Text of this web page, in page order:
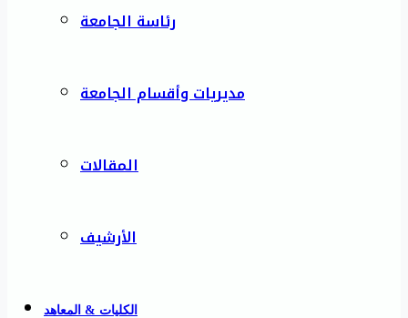
رئاسة الجامعة
مديريات وأقسام الجامعة
المقالات
الأرشيف
الكليات & المعاهد